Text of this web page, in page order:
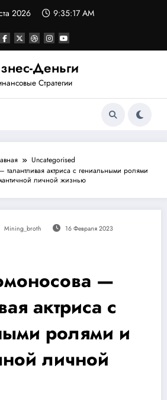
2026 9:35:18 AM
Деньги
Стратегии
Uncategorised
актриса с гениальными ролями
личной жизнью
Mining_broth 16 Февраля 2023
—
актриса с
ролями и
личной